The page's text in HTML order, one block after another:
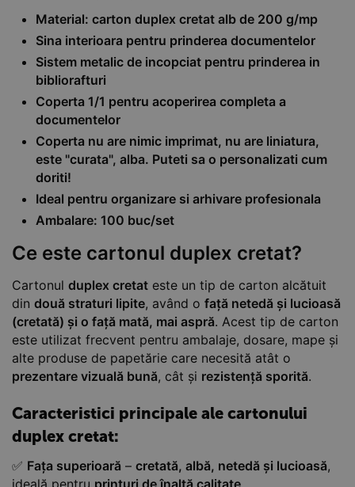
Material: carton duplex cretat alb de 200 g/mp
Sina interioara pentru prinderea documentelor
Sistem metalic de incopciat pentru prinderea in
bibliorafturi
Coperta 1/1 pentru acoperirea completa a
documentelor
Coperta nu are nimic imprimat, nu are liniatura,
este "curata", alba. Puteti sa o personalizati cum
doriti!
Ideal pentru organizare si arhivare profesionala
Ambalare: 100 buc/set
Ce este cartonul duplex cretat?
Cartonul duplex cretat este un tip de carton alcătuit
din două straturi lipite, având o față netedă și lucioasă
(cretată) și o față mată, mai aspră. Acest tip de carton
este utilizat frecvent pentru ambalaje, dosare, mape și
alte produse de papetărie care necesită atât o
prezentare vizuală bună, cât și rezistență sporită.
Caracteristici principale ale cartonului
duplex cretat:
✅ Fața superioară – cretată, albă, netedă și lucioasă,